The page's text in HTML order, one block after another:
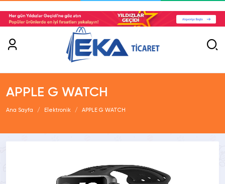
APPLE G WATCH
Ana Sayfa Elektronik APPLE G WATCH